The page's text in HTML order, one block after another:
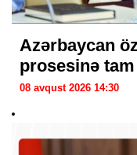
Azərbaycan
prosesinə
08 avqust 2026 14:30